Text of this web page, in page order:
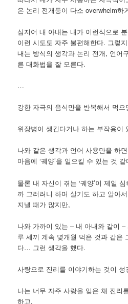
은 논리 전개등이 다소 overwhelm하
심지어 내 아내는 내가 이런식으로
이런 시도도 자주 불편해한다. 그렇
내는 방식의 생각과 논리 전개, 언어
른 대화법을 잘 모른다.
…
강한 자극의 음식만을 반복해서 먹으
위장병이 생긴다거나 하는 부작용이
나와 같은 생각과 언어 사용만을 하
마음에 ‘궤양’을 일으킬 수 있는 것 같
물론 내 자신이 겪는 ‘궤양’이 제일
까 그러려니 하며 살기도 하고 알아
지낼 때가 많지만,
나와 가까이 있는 – 내 아내와 같이
루 세끼 계속 몇개월 먹은 것과 같은
다… 그런 생각을 했다.
사랑으로 진리를 이야기하는 것이 성
나는 너무 자주 사랑을 잊은 채 진리
하고,